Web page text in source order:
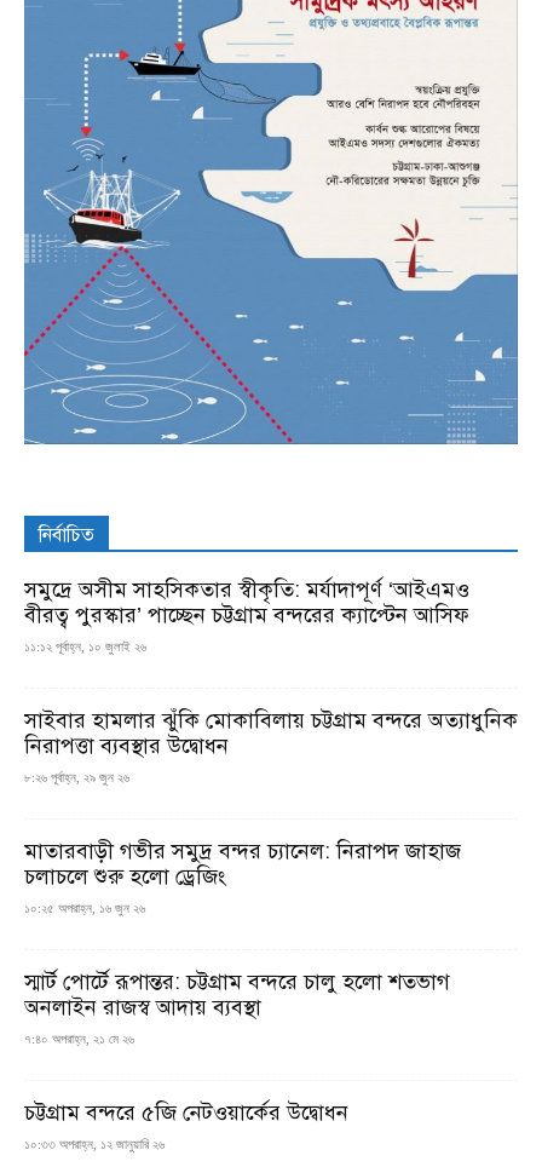
নির্বাচিত
সমুদ্রে অসীম সাহসিকতার স্বীকৃতি: মর্যাদাপূর্ণ ‘আইএমও
বীরত্ব পুরস্কার’ পাচ্ছেন চট্টগ্রাম বন্দরের ক্যাপ্টেন আসিফ
১১:১২ পূর্বাহ্ন, ১০ জুলাই ২৬
সাইবার হামলার ঝুঁকি মোকাবিলায় চট্টগ্রাম বন্দরে অত্যাধুনিক
নিরাপত্তা ব্যবস্থার উদ্বোধন
৮:২৬ পূর্বাহ্ন, ২৯ জুন ২৬
মাতারবাড়ী গভীর সমুদ্র বন্দর চ্যানেল: নিরাপদ জাহাজ
চলাচলে শুরু হলো ড্রেজিং
১০:২৫ অপরাহ্ন, ১৬ জুন ২৬
স্মার্ট পোর্টে রূপান্তর: চট্টগ্রাম বন্দরে চালু হলো শতভাগ
অনলাইন রাজস্ব আদায় ব্যবস্থা
৭:৪০ অপরাহ্ন, ২১ মে ২৬
চট্টগ্রাম বন্দরে ৫জি নেটওয়ার্কের উদ্বোধন
১০:৩৩ অপরাহ্ন, ১২ জানুয়ারি ২৬